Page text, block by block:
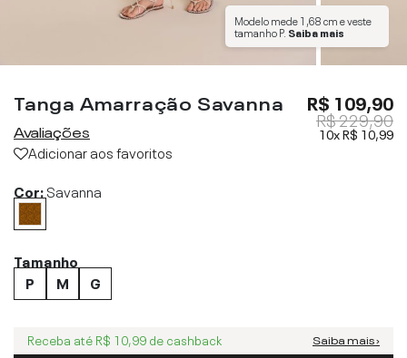
Modelo mede1,68 cme veste
tamanhoP. Saiba mais
Tanga Amarração Savanna
Avaliações
Adicionar aos favoritos
R$ 109,90
R$ 229,90
10xR$ 10,99
Cor:Savanna
Tamanho
P
M G
Receba até R$ 10,99 de cashback Saiba mais ›